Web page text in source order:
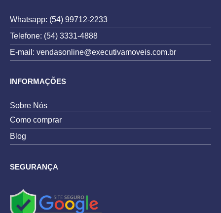
Whatsapp: (54) 99712-2233
Telefone: (54) 3331-4888
E-mail: vendasonline@executivamoveis.com.br
INFORMAÇÕES
Sobre Nós
Como comprar
Blog
SEGURANÇA